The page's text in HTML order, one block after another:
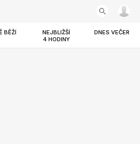
BĚŽÍ
NEJBLIŽŠÍ
4 HODINY
DNES VEČER